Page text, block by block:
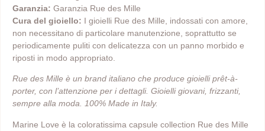
Garanzia: Garanzia Rue des Mille
Cura del gioiello: I gioielli Rue des Mille, indossati con amore,
non necessitano di particolare manutenzione, soprattutto se
periodicamente puliti con delicatezza con un panno morbido e
riposti in modo appropriato.
Rue des Mille è un brand italiano che produce gioielli prêt-à-
porter, con l’attenzione per i dettagli. Gioielli giovani, frizzanti,
sempre alla moda. 100% Made in Italy.
Marine Love è la coloratissima capsule collection Rue des Mille